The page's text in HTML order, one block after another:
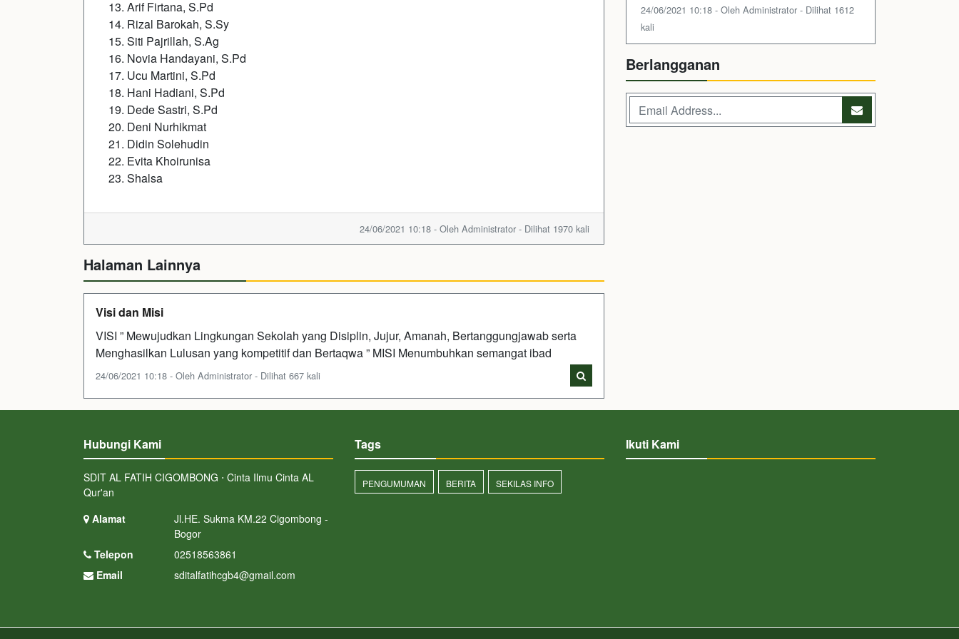
Arif Firtana, S.Pd
Rizal Barokah, S.Sy
Siti Pajrillah, S.Ag
Novia Handayani, S.Pd
Ucu Martini, S.Pd
Hani Hadiani, S.Pd
Dede Sastri, S.Pd
Deni Nurhikmat
Didin Solehudin
Evita Khoirunisa
Shalsa
24/06/2021 10:18 - Oleh Administrator - Dilihat 1970 kali
Halaman Lainnya
Visi dan Misi
VISI ” Mewujudkan Lingkungan Sekolah yang Disiplin, Jujur, Amanah, Bertanggungjawab serta
Menghasilkan Lulusan yang kompetitif dan Bertaqwa ” MISI Menumbuhkan semangat ibad
24/06/2021 10:18 - Oleh Administrator - Dilihat 667 kali
24/06/2021 10:18 - Oleh Administrator - Dilihat 1612
kali
Berlangganan
Hubungi Kami
SDIT AL FATIH CIGOMBONG ⋅ Cinta Ilmu Cinta AL
Qur'an
Alamat
Jl.HE. Sukma KM.22 Cigombong -
Bogor
Telepon
02518563861
Email
sditalfatihcgb4@gmail.com
Tags
PENGUMUMAN BERITA SEKILAS INFO
Ikuti Kami